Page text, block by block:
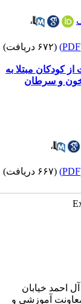
،
(۶۷۲ دریافت)
کودکان مبتلا به
و سرطان
،
(۶۶۷ دریافت)
احمد خیابان
چهارم، معاونت آموزشی و